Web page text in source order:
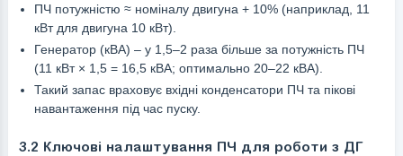
ПЧ потужністю ≈ номіналу двигуна + 10% (наприклад, 11
кВт для двигуна 10 кВт).
Генератор (кВА) – у 1,5–2 раза більше за потужність ПЧ
(11 кВт × 1,5 = 16,5 кВА; оптимально 20–22 кВА).
Такий запас враховує вхідні конденсатори ПЧ та пікові
навантаження під час пуску.
3.2 Ключові налаштування ПЧ для роботи з ДГ